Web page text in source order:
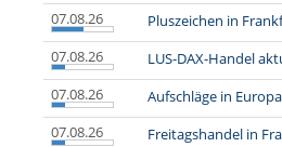
07.08.26
Pluszeichen in
07.08.26
LUS-DAX-Handel
07.08.26
Aufschläge in
07.08.26
Freitagshandel in